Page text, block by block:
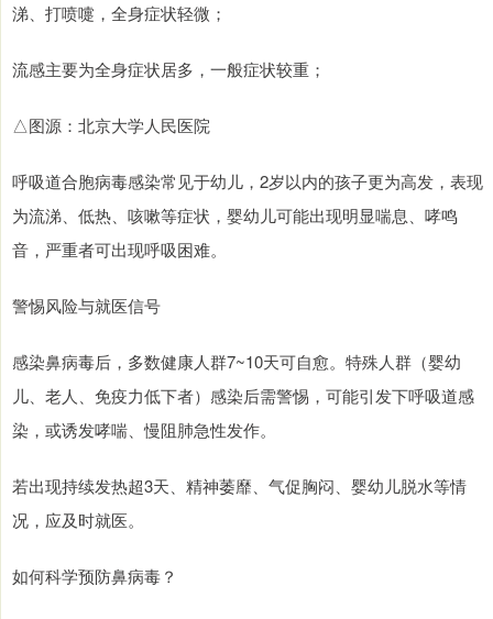
涕、打喷嚏，全身症状轻微；
流感主要为全身症状居多，一般症状较重；
△图源：北京大学人民医院
呼吸道合胞病毒感染常见于幼儿，2岁以内的孩子更为高发，表现
为流涕、低热、咳嗽等症状，婴幼儿可能出现明显喘息、哮鸣
音，严重者可出现呼吸困难。
警惕风险与就医信号
感染鼻病毒后，多数健康人群7~10天可自愈。特殊人群（婴幼
儿、老人、免疫力低下者）感染后需警惕，可能引发下呼吸道感
染，或诱发哮喘、慢阻肺急性发作。
若出现持续发热超3天、精神萎靡、气促胸闷、婴幼儿脱水等情
况，应及时就医。
如何科学预防鼻病毒？